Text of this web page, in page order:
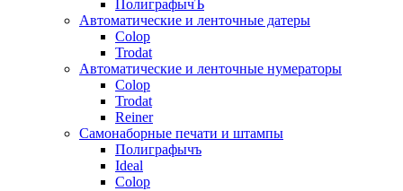
ПолиграфычЪ
Автоматические и ленточные датеры
Colop
Trodat
Автоматические и ленточные нумераторы
Colop
Trodat
Reiner
Самонаборные печати и штампы
Полиграфычъ
Ideal
Colop